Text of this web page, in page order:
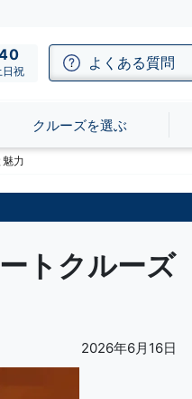
祝 よくある質問
クルーズを選ぶ
力
トクルーズ
2026年6月16日